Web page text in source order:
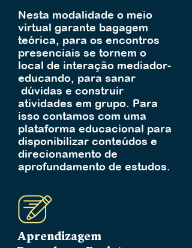
Nesta modalidade o meio
virtual garante bagagem
teórica, para os encontros
presenciais se tornem o
local de interação mediador-
educando, para sanar
dúvidas e construir
atividades em grupo. Para
isso contamos com uma
plataforma educacional para
disponibilizar conteúdos e
direcionamento de
aprofundamento de estudos.
Aprendizagem